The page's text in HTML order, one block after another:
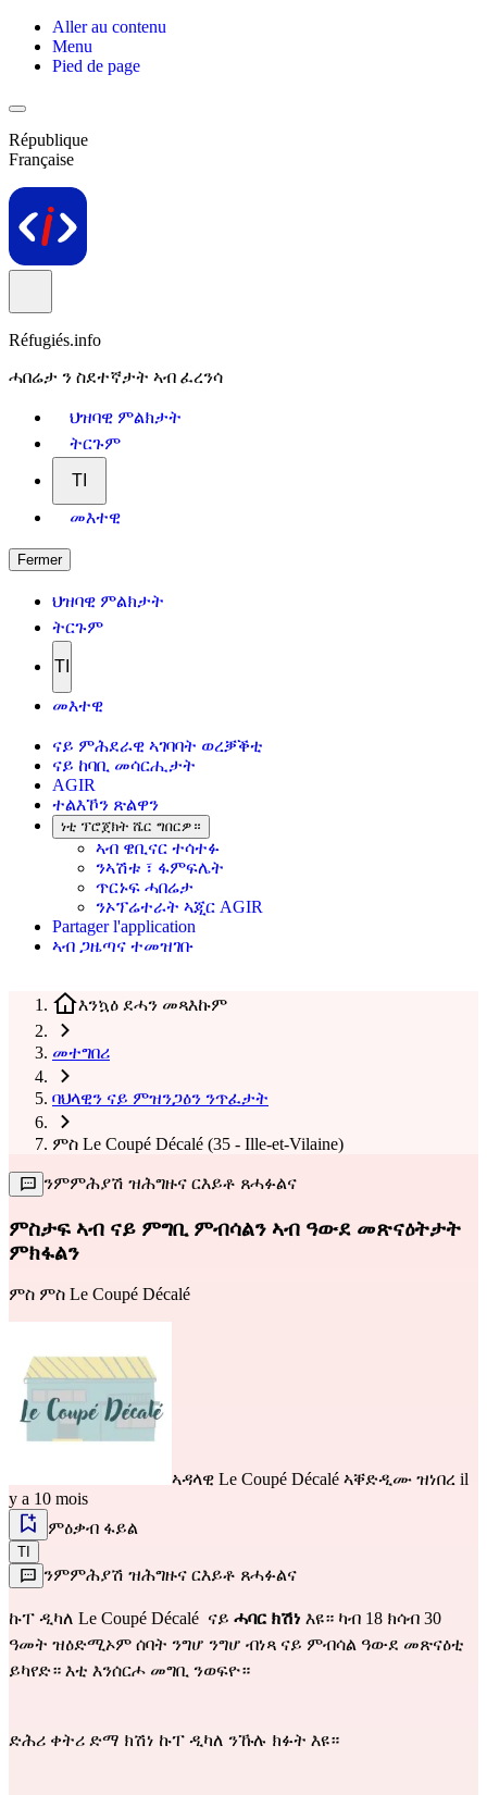
Aller au contenu
Menu
Pied de page
République
Française
Réfugiés.info
ሓበሬታ ን ስደተኛታት ኣብ ፈረንሳ
ህዝባዊ ምልክታት
ትርጉም
TI
መእተዊ
Fermer
ህዝባዊ ምልክታት
ትርጉም
TI
መእተዊ
ናይ ምሕደራዊ ኣገባባት ወረቓቕቲ
ናይ ከባቢ መሳርሒታት
AGIR
ተልእኾን ጽልዋን
ነቲ ፕሮጀክት ሼር ግበርዎ።
ኣብ ዌቢናር ተሳተፉ
ንኣሽቱ ፣ ፋምፍሌት
ጥርኑፍ ሓበሬታ
ንኦፕሬተራት ኣጂር AGIR
Partager l'application
ኣብ ጋዜጣና ተመዝገቡ
እንኳዕ ደሓን መጻእኩም
መተግበሪ
ባህላዊን ናይ ምዝንጋዕን ንጥፈታት
ምስ Le Coupé Décalé (35 - Ille-et-Vilaine)
ንምምሕያሽ ዝሕግዙና ርእይቶ ጸሓፉልና
ምስታፍ ኣብ ናይ ምግቢ ምብሳልን ኣብ ዓውደ መጽናዕትታት
ምክፋልን
ምስ ምስ Le Coupé Décalé
ኣዳላዊ Le Coupé Décalé ኣቐድዲሙ ዝነበረ il
y a 10 mois
ምዕቃብ ፋይል
TI
ንምምሕያሽ ዝሕግዙና ርእይቶ ጸሓፉልና
ኩፐ ዲካለ Le Coupé Décalé  ናይ ሓባር ክሽነ እዩ። ካብ 18 ​​ክሳብ 30
ዓመት ዝዕድሚኦም ሰባት ንግሆ ንግሆ ብነጻ ናይ ምብሳል ዓውደ መጽናዕቲ
ይካየድ። እቲ እንሰርሖ መግቢ ንወፍዮ።
ድሕሪ ቀትሪ ድማ ክሽነ ኩፐ ዲካለ ንኹሉ ክፉት እዩ።